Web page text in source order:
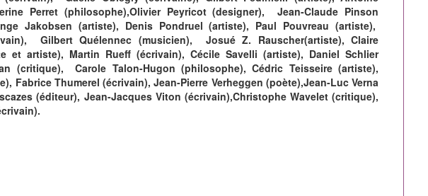
Perret (philosophe),Olivier Peyricot (designer), Jean-Claude Pinson
Jakobsen (artiste), Denis Pondruel (artiste), Paul Pouvreau (artiste),
Gilbert Quélennec (musicien), Josué Z. Rauscher(artiste), Claire
et artiste), Martin Rueff (écrivain), Cécile Savelli (artiste), Daniel Schlier
(critique), Carole Talon-Hugon (philosophe), Cédric Teisseire (artiste),
Fabrice Thumerel (écrivain), Jean-Pierre Verheggen (poète),Jean-Luc Verna
(éditeur), Jean-Jacques Viton (écrivain),Christophe Wavelet (critique),